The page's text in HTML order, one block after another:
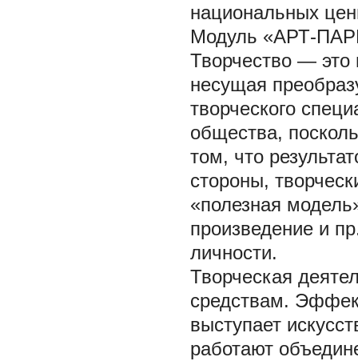
национальных
Модуль «АРТ-
Творчество — это
несущая
творческого
общества,
том, что
стороны,
«полезная
произведение и
личности.
Творческая
средствам.
выступает
работают